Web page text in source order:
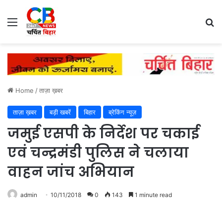
Menu
Home /ताज़ा ख़बर
ताज़ा ख़बर बड़ी खबरें बिहार ब्रेकिंग न्यूज़
जमुई एसपी के निर्देश पर चकाई
एवं चन्द्रमंडी पुलिस ने चलाया
वाहन जांच अभियान
admin 10/11/2018 0 143 1 minute read